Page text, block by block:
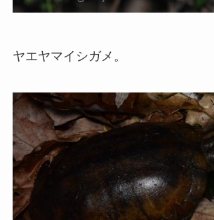
ヤエヤマイシガメ。